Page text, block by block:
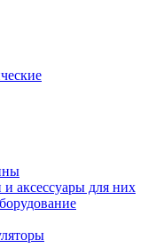
и аксессуары для них